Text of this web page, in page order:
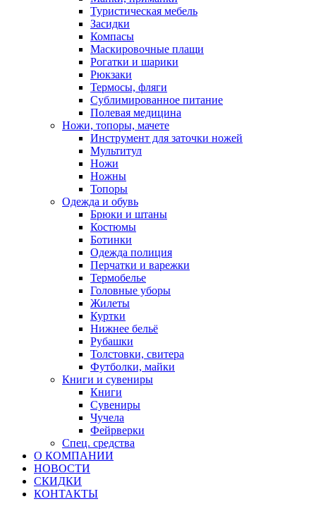
Туристическая мебель
Засидки
Компасы
Маскировочные плащи
Рогатки и шарики
Рюкзаки
Термосы, фляги
Сублимированное питание
Полевая медицина
Ножи, топоры, мачете
Инструмент для заточки ножей
Мультитул
Ножи
Ножны
Топоры
Одежда и обувь
Брюки и штаны
Костюмы
Ботинки
Одежда полиция
Перчатки и варежки
Термобелье
Головные уборы
Жилеты
Куртки
Нижнее бельё
Рубашки
Толстовки, свитера
Футболки, майки
Книги и сувениры
Книги
Сувениры
Чучела
Фейрверки
Спец. средства
О КОМПАНИИ
НОВОСТИ
СКИДКИ
КОНТАКТЫ